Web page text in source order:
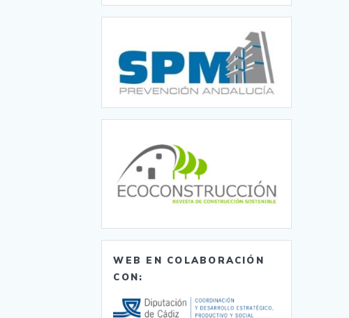
WEB EN COLABORACIÓN
CON: